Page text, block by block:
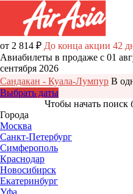
от 2 814 ₽ До конца акции 42
Авиабилеты в продаже с 01
сентября 2026
Сандакан - Куала-Лумпур В
Выбрать даты
Чтобы начать поиск
Города
Москва
Санкт-Петербург
Симферополь
Краснодар
Новосибирск
Екатеринбург
Уфа